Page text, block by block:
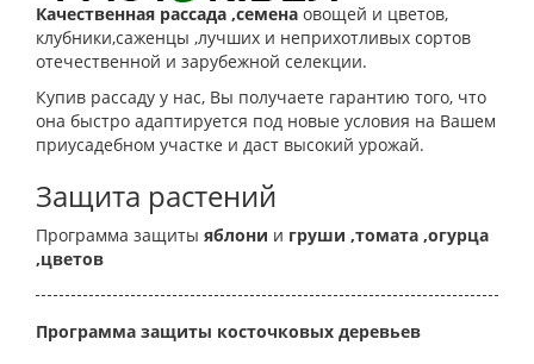
Качественная рассада ,семена овощей и цветов,
клубники,саженцы ,лучших и неприхотливых сортов
отечественной и зарубежной селекции.
Купив рассаду у нас, Вы получаете гарантию того, что
она быстро адаптируется под новые условия на Вашем
приусадебном участке и даст высокий урожай.
Защита растений
Программа защиты яблони и груши ,томата ,огурца
,цветов
Программа защиты косточковых деревьев